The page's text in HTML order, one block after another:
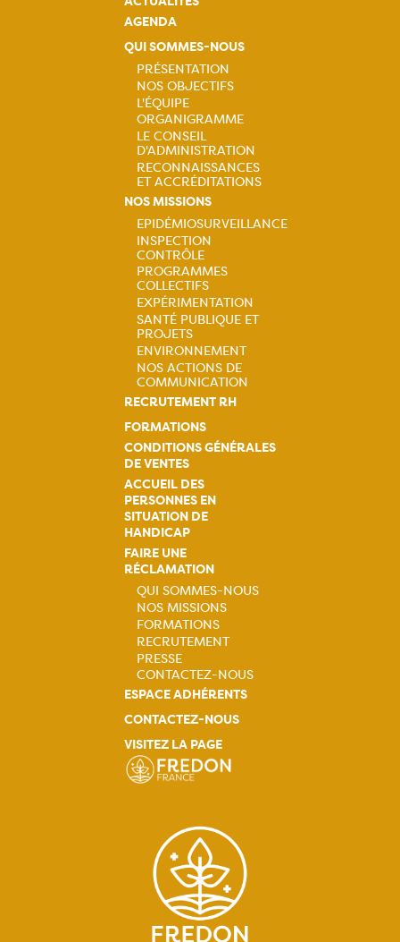
AGENDA
QUI SOMMES-NOUS
Navigation
principale
PRÉSENTATION
NOS OBJECTIFS
L'ÉQUIPE
ORGANIGRAMME
LE CONSEIL
D'ADMINISTRATION
RECONNAISSANCES
ET ACCRÉDITATIONS
NOS MISSIONS
Navigation
principale
EPIDÉMIOSURVEILLANCE
INSPECTION
CONTRÔLE
PROGRAMMES
COLLECTIFS
EXPÉRIMENTATION
SANTÉ PUBLIQUE ET
PROJETS
ENVIRONNEMENT
NOS ACTIONS DE
COMMUNICATION
RECRUTEMENT RH
FORMATIONS
CONDITIONS GÉNÉRALES
DE VENTES
ACCUEIL DES
PERSONNES EN
SITUATION DE
HANDICAP
FAIRE UNE
RÉCLAMATION
Navigation
principale
QUI SOMMES-NOUS
NOS MISSIONS
FORMATIONS
RECRUTEMENT
PRESSE
CONTACTEZ-NOUS
ESPACE ADHÉRENTS
CONTACTEZ-NOUS
VISITEZ LA PAGE